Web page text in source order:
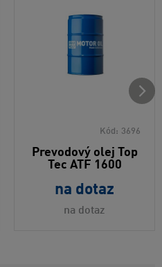
Kód: 3696
Prevodový olej Top
Tec ATF 1600
na dotaz
na dotaz